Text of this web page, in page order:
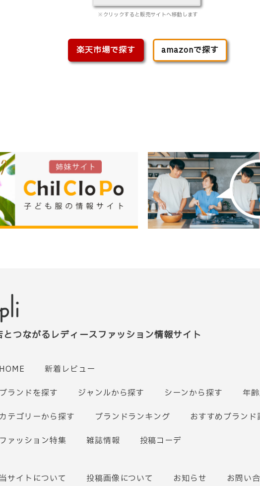
※クリックすると販売サイトへ移動します
楽天市場で探す amazonで探す
つながるレディースファッション情報サイト
HOME
新着レビュー
ブランドを探す ジャンルから探す シーンから探す
年
カテゴリーから探す
ブランドランキング
おすすめブランド
ファッション特集 雑誌情報 投稿コーデ
当サイトについて 投稿画像について お知らせ お問い